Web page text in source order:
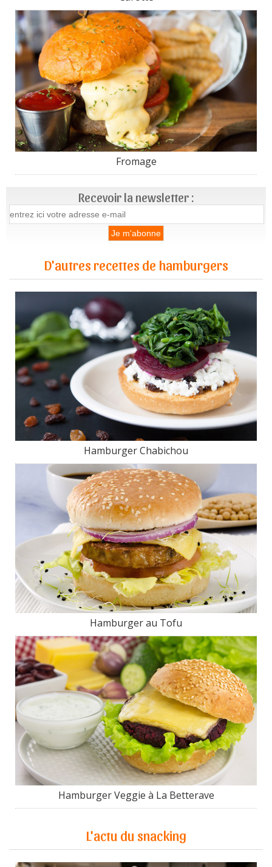
Fromage
Recevoir la newsletter :
D'autres recettes de hamburgers
Hamburger Chabichou
Hamburger au Tofu
Hamburger Veggie à La Betterave
L'actu du snacking